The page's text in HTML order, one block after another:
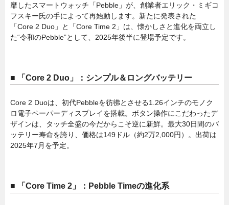
靡したスマートウォッチ「Pebble」が、創業者エリック・ミギコ
フスキー氏の手によって再始動します。新たに発表された
「Core 2 Duo」と「Core Time 2」は、懐かしさと進化を両立し
た“令和のPebble”として、2025年後半に登場予定です。
■ 「Core 2 Duo」：シンプル＆ロングバッテリー
Core 2 Duoは、初代Pebbleを彷彿とさせる1.26インチのモノク
ロ電子ペーパーディスプレイを搭載。ボタン操作にこだわったデ
ザインは、タッチ全盛の今だからこそ逆に新鮮。最大30日間のバ
ッテリー寿命を誇り、価格は149ドル（約2万2,000円）。出荷は
2025年7月を予定。
■ 「Core Time 2」：Pebble Timeの進化系